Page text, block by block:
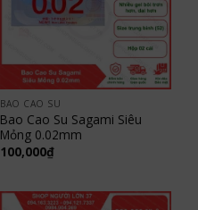
BAO CAO SU
Bao Cao Su Sagami Siêu
Mỏng 0.02mm
100,000₫